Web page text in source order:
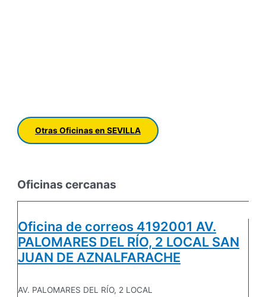
Otras Oficinas en SEVILLA
Oficinas cercanas
Oficina de correos 4192001 AV.
PALOMARES DEL RÍO, 2 LOCAL SAN
JUAN DE AZNALFARACHE
AV. PALOMARES DEL RÍO, 2 LOCAL